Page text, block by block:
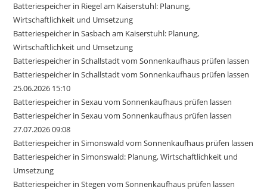
Batteriespeicher in Riegel am Kaiserstuhl: Planung,
Wirtschaftlichkeit und Umsetzung
Batteriespeicher in Sasbach am Kaiserstuhl: Planung,
Wirtschaftlichkeit und Umsetzung
Batteriespeicher in Schallstadt vom Sonnenkaufhaus prüfen lassen
Batteriespeicher in Schallstadt vom Sonnenkaufhaus prüfen lassen
25.06.2026 15:10
Batteriespeicher in Sexau vom Sonnenkaufhaus prüfen lassen
Batteriespeicher in Sexau vom Sonnenkaufhaus prüfen lassen
27.07.2026 09:08
Batteriespeicher in Simonswald vom Sonnenkaufhaus prüfen lassen
Batteriespeicher in Simonswald: Planung, Wirtschaftlichkeit und
Umsetzung
Batteriespeicher in Stegen vom Sonnenkaufhaus prüfen lassen